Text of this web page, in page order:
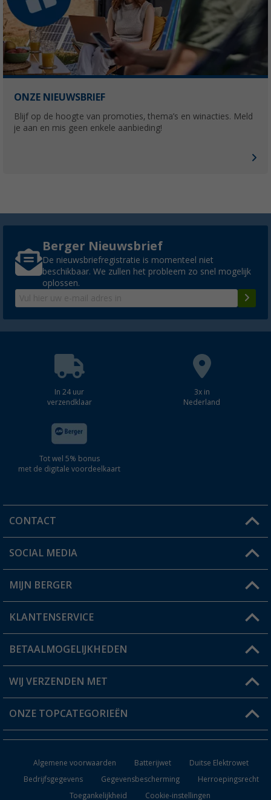
ONZE NIEUWSBRIEF
Blijf op de hoogte van promoties, thema’s en winacties. Meld
je aan en mis geen enkele aanbieding!
Berger Nieuwsbrief
De nieuwsbriefregistratie is momenteel niet
beschikbaar. We zullen het probleem zo snel mogelijk
oplossen.
In 24 uur
verzendklaar
3x in
Nederland
Tot wel 5% bonus
met de digitale voordeelkaart
CONTACT
Een vraag?
Winkel vinden
SOCIAL MEDIA
MIJN BERGER
Mijn account
Status bestelling
Verlanglijstje
KLANTENSERVICE
FAQ & Contact
Verzendinformatie
Catalogus
BETAALMOGELIJKHEDEN
WIJ VERZENDEN MET
ONZE TOPCATEGORIEËN
Algemene voorwaarden Batterijwet
Duitse Elektrowet
Bedrijfsgegevens
Gegevensbescherming
Herroepingsrecht
Toegankelijkheid
Cookie-instellingen